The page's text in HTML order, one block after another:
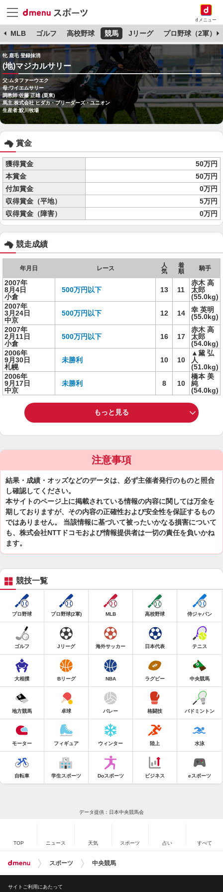
dメニュー
MLB ゴルフ 高校野球 競馬 Jリーグ プロ野球（2軍）
牝 鹿毛 登録抹消
(地)マジカルサリー
父:ムタファーウエク
母:ワイエムサリー
調教師:佐藤 正雄 (栗東)
馬主:株式会社 ヒダカ・ブリーダーズ・ユニオン
生産者:鮫川牧場
賞金
獲得賞金
50万円
本賞金
50万円
付加賞金
0万円
収得賞金（平地）
5万円
収得賞金（障害）
0万円
競走成績
年月日 レース
人
気
着
順
騎手
2007年
8月4日
小倉
500万円以下 13 11
赤木 高
太郎
(55.0kg)
2007年
3月24日
中京
500万円以下 12 14
幸 英明
(55.0kg)
2007年
2月11日
小倉
500万円以下 16 17
赤木 高
太郎
(54.0kg)
2006年
9月30日
札幌
未勝利 10 10
▲黛 弘
人
(51.0kg)
2006年
9月17日
中京
未勝利 8 10
橋本 美
純
(54.0kg)
もっと見る
注意事項
結果・成績・オッズなどのデータは、必ず主催者発行のものと照合
し確認してください。
本サイトのページ上に掲載されている情報の内容に関しては万全を
期しておりますが、その内容の正確性および安全性を保証するもの
ではありません。 当該情報に基づいて被ったいかなる損害について
も、株式会社NTTドコモおよび情報提供者は一切の責任を負いかね
ます。
競技一覧
プロ野球 プロ野球(2軍) MLB 高校野球 侍ジャパン
ゴルフ Jリーグ 海外サッカー 日本代表 テニス
大相撲 Bリーグ NBA ラグビー 中央競馬
地方競馬 卓球 バレー 格闘技 バドミントン
モーター フィギュア ウィンター 陸上 水泳
自転車 学生スポーツ Doスポーツ ビジネス eスポーツ
データ提供：日本中央競馬会
TOP ニュース 天気 スポーツ 占い すべて
スポーツ 中央競馬
サイトご利用にあたって